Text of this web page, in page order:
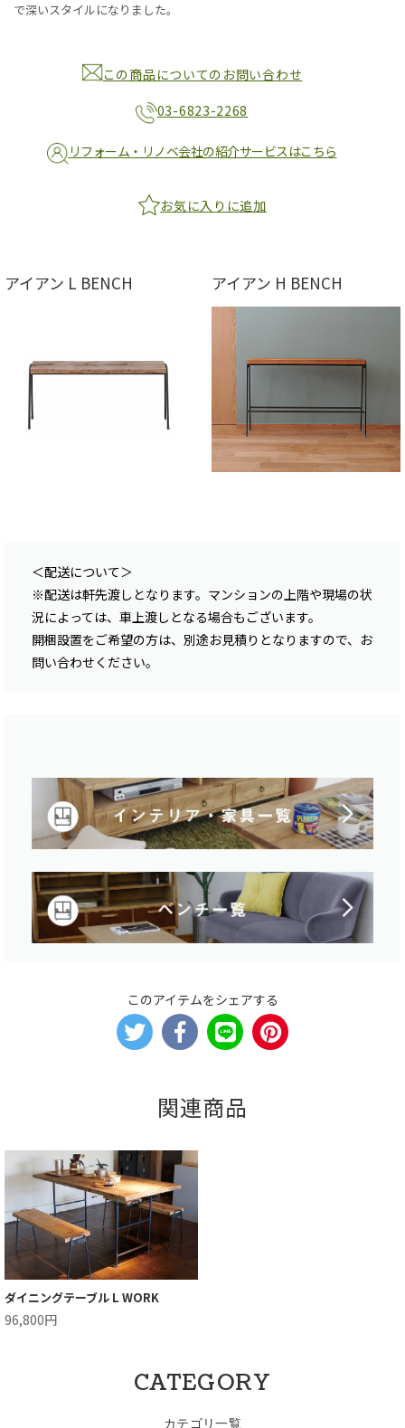
で深いスタイルになりました。
この商品についてのお問い合わせ
03-6823-2268
リフォーム・リノベ会社の紹介サービスはこちら
お気に入りに追加
アイアン L BENCH アイアン H BENCH
＜配送について＞
※配送は軒先渡しとなります。マンションの上階や現場の状
況によっては、車上渡しとなる場合もございます。
開梱設置をご希望の方は、別途お見積りとなりますので、お
問い合わせください。
このアイテムをシェアする
関連商品
ダイニングテーブル L WORK
96,800円
CATEGORY
カテゴリ一覧